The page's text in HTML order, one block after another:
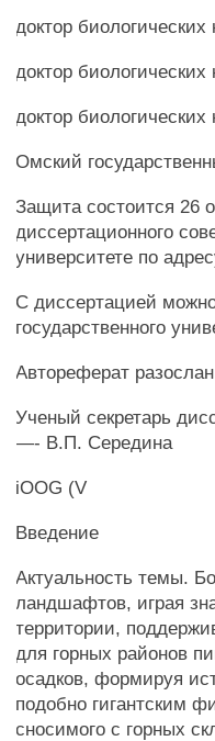
доктор
доктор
доктор
Омский
Защита состоится 26
диссертационного
университете по
С диссертацией
государственного
Автореферат
Ученый секретарь
—- В.П. Середина
iOOG (V
Введение
Актуальность темы.
ландшафтов, играя
территории,
для горных районов
осадков, формируя
подобно гигантским
сносимого с горных